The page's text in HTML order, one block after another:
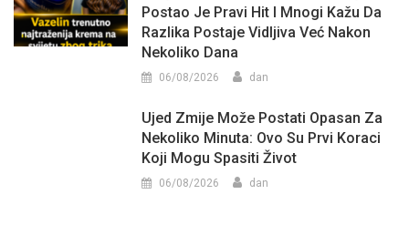
Postao Je Pravi Hit I Mnogi Kažu Da
Razlika Postaje Vidljiva Već Nakon
Nekoliko Dana
06/08/2026 dan
Ujed Zmije Može Postati Opasan Za
Nekoliko Minuta: Ovo Su Prvi Koraci
Koji Mogu Spasiti Život
06/08/2026 dan